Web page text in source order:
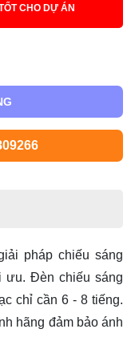
CHO DỰ ÁN
pháp chiếu sáng
ưu. Đèn chiếu sáng
chỉ cần 6 - 8 tiếng.
hãng đảm bảo ánh